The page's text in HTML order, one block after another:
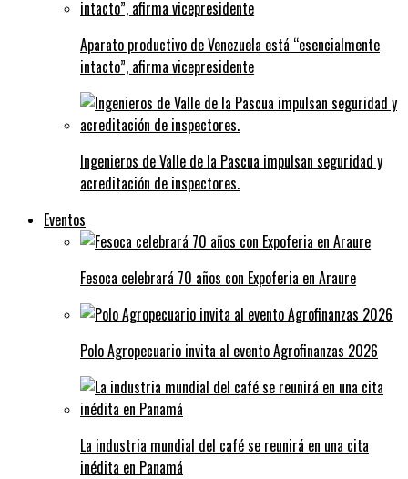
Aparato productivo de Venezuela está “esencialmente
intacto”, afirma vicepresidente
Ingenieros de Valle de la Pascua impulsan seguridad y
acreditación de inspectores.
Eventos
Fesoca celebrará 70 años con Expoferia en Araure
Polo Agropecuario invita al evento Agrofinanzas 2026
La industria mundial del café se reunirá en una cita
inédita en Panamá